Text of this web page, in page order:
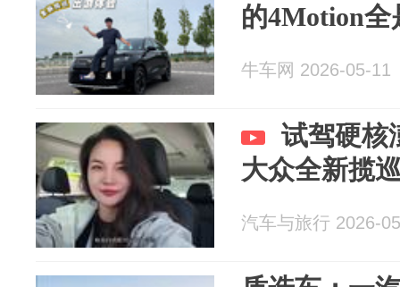
的4Motion
牛车网 2026-05-11
试驾硬核
大众全新揽
汽车与旅行 2026-